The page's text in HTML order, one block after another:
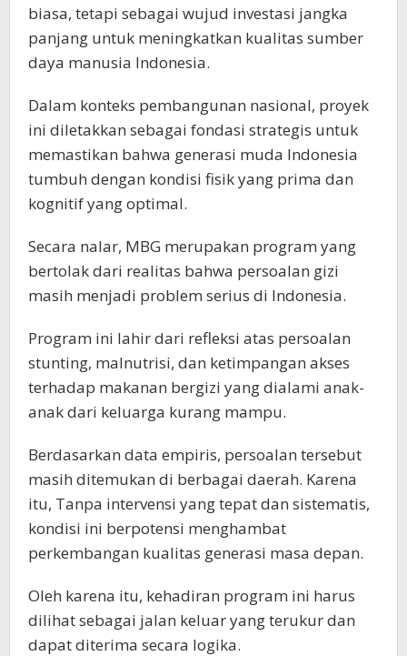
biasa, tetapi sebagai wujud investasi jangka
panjang untuk meningkatkan kualitas sumber
daya manusia Indonesia.
Dalam konteks pembangunan nasional, proyek
ini diletakkan sebagai fondasi strategis untuk
memastikan bahwa generasi muda Indonesia
tumbuh dengan kondisi fisik yang prima dan
kognitif yang optimal.
Secara nalar, MBG merupakan program yang
bertolak dari realitas bahwa persoalan gizi
masih menjadi problem serius di Indonesia.
Program ini lahir dari refleksi atas persoalan
stunting, malnutrisi, dan ketimpangan akses
terhadap makanan bergizi yang dialami anak-
anak dari keluarga kurang mampu.
Berdasarkan data empiris, persoalan tersebut
masih ditemukan di berbagai daerah. Karena
itu, Tanpa intervensi yang tepat dan sistematis,
kondisi ini berpotensi menghambat
perkembangan kualitas generasi masa depan.
Oleh karena itu, kehadiran program ini harus
dilihat sebagai jalan keluar yang terukur dan
dapat diterima secara logika.